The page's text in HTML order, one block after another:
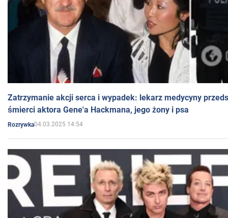
Zatrzymanie akcji serca i wypadek: lekarz medycyny
śmierci aktora Gene'a Hackmana, jego żony i psa
Rozrywka04.03.2025 14:54